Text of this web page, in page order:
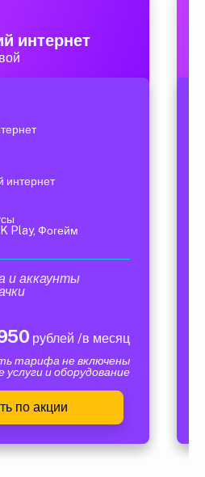
интернет
интернет
Play, Фогейм
и аккаунты
рублей /в месяц
тарифа не включены
и оборудование
по акции